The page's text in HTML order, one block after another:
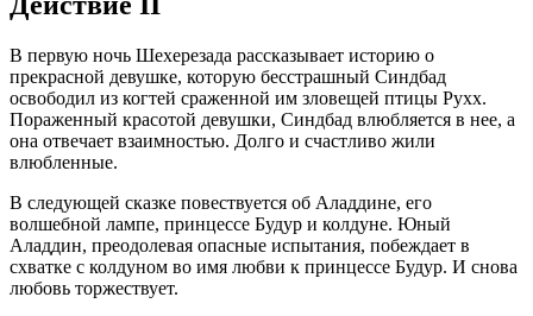
В первую ночь Шехерезада рассказывает историю о
прекрасной девушке, которую бесстрашный Синдбад
освободил из когтей сраженной им зловещей птицы Рухх.
Пораженный красотой девушки, Синдбад влюбляется в нее, а
она отвечает взаимностью. Долго и счастливо жили
влюбленные.
В следующей сказке повествуется об Аладдине, его
волшебной лампе, принцессе Будур и колдуне. Юный
Аладдин, преодолевая опасные испытания, побеждает в
схватке с колдуном во имя любви к принцессе Будур. И снова
любовь торжествует.